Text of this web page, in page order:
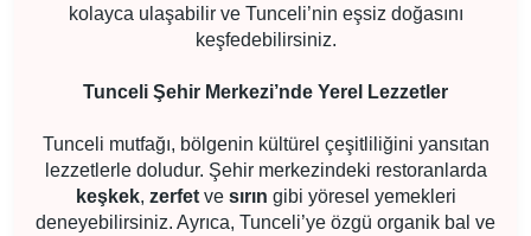
kolayca ulaşabilir ve Tunceli’nin eşsiz doğasını
keşfedebilirsiniz.
Tunceli Şehir Merkezi’nde Yerel Lezzetler
Tunceli mutfağı, bölgenin kültürel çeşitliliğini yansıtan
lezzetlerle doludur. Şehir merkezindeki restoranlarda
keşkek, zerfetve sırın gibi yöresel yemekleri
deneyebilirsiniz. Ayrıca, Tunceli’ye özgü organik bal ve